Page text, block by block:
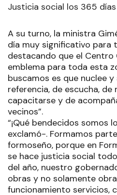
Justicia social los 365
A su turno, la ministra
día muy significativo para
destacando que el Centro
emblema para toda esta
buscamos es que nuclee
referencia, de escucha,
capacitarse y de
vecinos”.
“¡Qué bendecidos somos
exclamó-. Formamos
formoseño, porque en
se hace justicia social
del año, nuestro
obras y no solamente
funcionamiento servicios,